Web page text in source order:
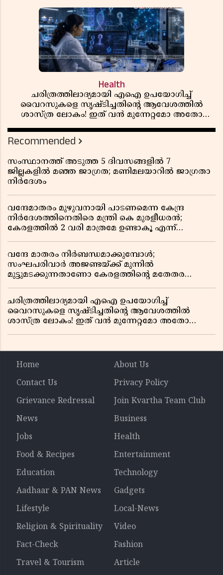
Health
ചരിത്രത്തിലാദ്യമായി എഐ ഉപയോഗിച്ച്
വൈറസുകളെ സൃഷ്ടിച്ചതിന്റെ ആവേശത്തിൽ
ശാസ്ത്ര ലോകം! ഇത് വൻ മുന്നേറ്റമോ അതോ
Recommended
സംസ്ഥാനത്ത് അടുത്ത 5 ദിവസങ്ങളിൽ 7
ജില്ലകളിൽ മഞ്ഞ ജാഗ്രത; മണിമലയാറിൽ ജാഗ്രതാ
നിർദേശം
വന്ദേമാതരം മുഴുവനായി പാടണമെന്ന കേന്ദ്ര
നിർദേശത്തിനെതിരെ മന്ത്രി കെ മുരളീധരൻ;
കേരളത്തിൽ 2 വരി മാത്രമേ ഉണ്ടാകൂ എന്ന്
വന്ദേ മാതരം നിർബന്ധമാക്കുമ്പോൾ;
സംഘപരിവാർ അജണ്ടയ്ക്ക് മുന്നിൽ
മുട്ടുമടക്കുന്നതാണോ കേരളത്തിന്റെ മതേതര
ചരിത്രത്തിലാദ്യമായി എഐ ഉപയോഗിച്ച്
വൈറസുകളെ സൃഷ്ടിച്ചതിന്റെ ആവേശത്തിൽ
ശാസ്ത്ര ലോകം! ഇത് വൻ മുന്നേറ്റമോ അതോ
Home
About Us
Contact Us
Privacy Policy
Grievance Redressal
Join Kvartha Team Club
News
Business
Jobs
Health
Food & Recipes
Entertainment
Education
Technology
Aadhaar & PAN News
Gadgets
Lifestyle
Local-News
Religion & Spirituality
Video
Fact-Check
Fashion
Travel & Tourism
Article